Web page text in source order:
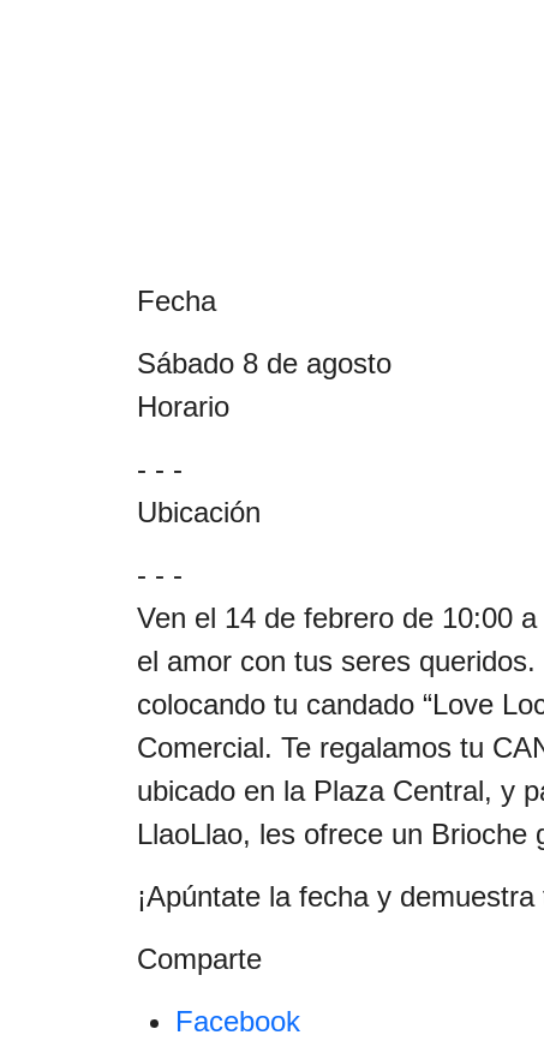
Fecha
sábado 8 de agosto
Horario
- - -
Ubicación
- - -
Ven el 14 de febrero de 10:00
el amor con tus seres
colocando tu candado “Love
Comercial. Te regalamos tu
ubicado en la Plaza Central, y
LlaoLlao, les ofrece un Brioche
¡Apúntate la fecha y
Comparte
Facebook